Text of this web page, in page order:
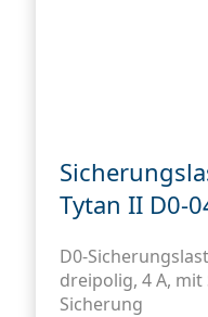
Tytan II D0-
D0-
dreipolig, 4 A,
Sicherung